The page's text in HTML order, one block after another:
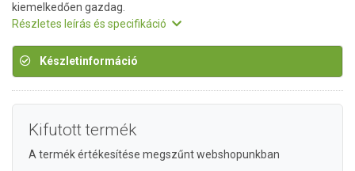
kiemelkedően gazdag.
Részletes leírás és specifikáció
Készletinformáció
Kifutott termék
A termék értékesítése megszűnt webshopunkban